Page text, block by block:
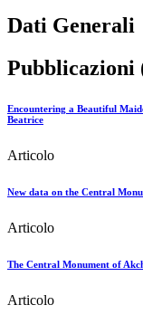
Dati Generali
Pubblicazioni
Encountering a Beautiful
Beatrice
Articolo
New data on the Central
Articolo
The Central Monument of
Articolo